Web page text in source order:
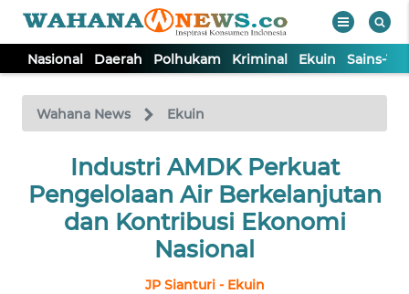
Nasional Daerah Polhukam Kriminal Ekuin Sains-
Wahana News Ekuin
Industri AMDK Perkuat
Pengelolaan Air Berkelanjutan
dan Kontribusi Ekonomi
Nasional
JP Sianturi - Ekuin
TV
Tutup
NASIONAL
DAERAH